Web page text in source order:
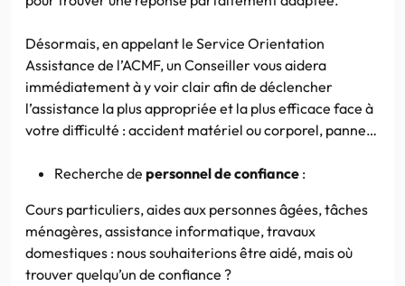
Désormais, en appelant le Service Orientation
Assistance de l’ACMF, un Conseiller vous aidera
immédiatement à y voir clair afin de déclencher
l’assistance la plus appropriée et la plus efficace face à
votre difficulté : accident matériel ou corporel, panne…
Recherche de personnel de confiance :
Cours particuliers, aides aux personnes âgées, tâches
ménagères, assistance informatique, travaux
domestiques : nous souhaiterions être aidé, mais où
trouver quelqu’un de confiance ?